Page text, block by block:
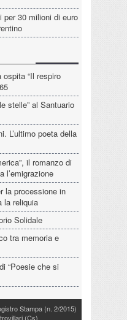
30 milioni di euro
“Il respiro
stelle” al Santuario
L’ultimo poeta della
il romanzo di
l’emigrazione
la processione in
la reliquia
Solidale
tra memoria e
“Poesie che si
Stampa (n. 2/2015)
(Cs)